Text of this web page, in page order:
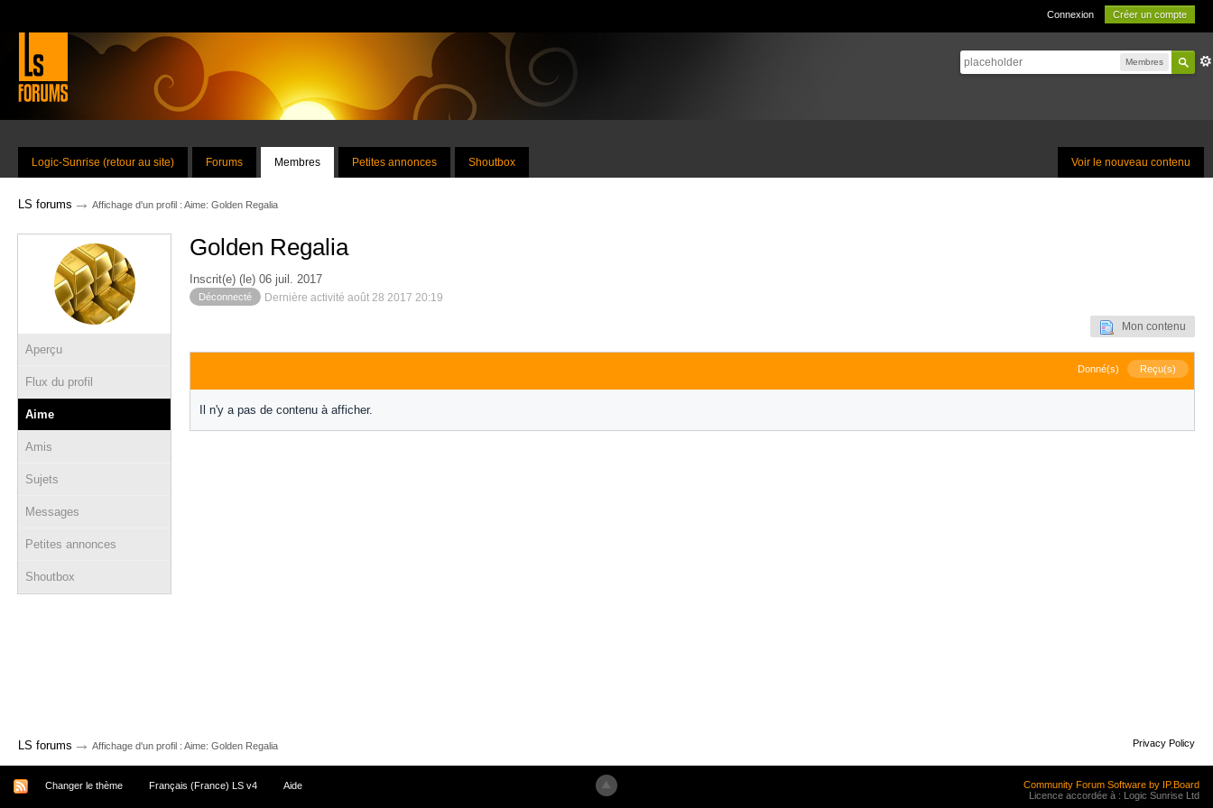
Connexion Créer un compte
Membres
Voir le nouveau contenu
Logic-Sunrise (retour au site) Forums Membres Petites annonces Shoutbox
LS forums → Affichage d'un profil : Aime: Golden Regalia
Aperçu
Flux du profil
Aime
Amis
Sujets
Messages
Petites annonces
Shoutbox
Golden Regalia
Inscrit(e) (le) 06 juil. 2017
Déconnecté Dernière activité août 28 2017 20:19
Mon contenu
Donné(s) Reçu(s)
Il n'y a pas de contenu à afficher.
LS forums → Affichage d'un profil : Aime: Golden Regalia Privacy Policy
Changer le thème Français (France) LS v4 Aide
Community Forum Software by IP.Board
Licence accordée à : Logic Sunrise Ltd